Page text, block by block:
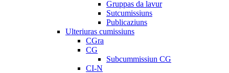
Gruppas da lavur
Sutcumissiuns
Publicaziuns
Ulteriuras cumissiuns
CGra
CG
Subcummissiun CG
CI-N